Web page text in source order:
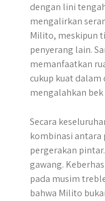
dengan lini
mengalirkan
Milito, meskipun
penyerang lain.
memanfaatkan
cukup kuat
mengalahkan
Secara
kombinasi antara
pergerakan
gawang.
pada musim
bahwa Milito